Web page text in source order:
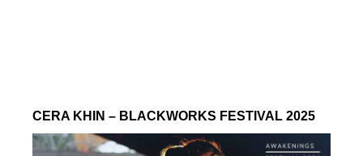
CERA KHIN – BLACKWORKS FESTIVAL 2025